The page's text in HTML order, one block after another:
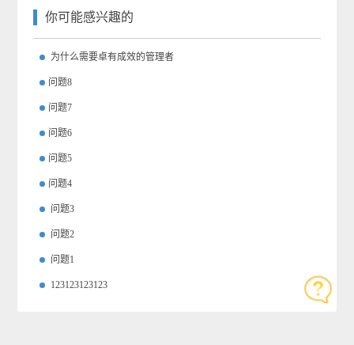
你可能感兴趣的
为什么需要卓有成效的管理者
​问题8
​问题7
​问题6
​问题5
​问题4
问题3
问题2
问题1
123123123123